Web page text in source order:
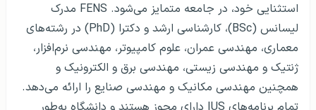
استثنایی خود، در جامعه متمایز می‌شود. FENS مدرک
لیسانس (BSc)، کارشناسی ارشد و دکترا (PhD) در رشته‌های
معماری، مهندسی عمران، علوم کامپیوتر، مهندسی نرم‌افزار،
ژنتیک و مهندسی زیستی، مهندسی برق و الکترونیک و
همچنین مهندسی مکانیک و مهندسی صنایع را ارائه می‌دهد.